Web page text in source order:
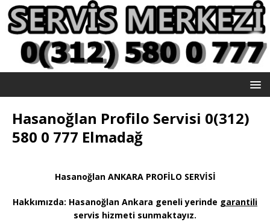
Hasanoğlan Profilo Servisi 0(312)
580 0 777 Elmadağ
Hasanoğlan ANKARA PROFİLO SERVİSİ
Hakkımızda: Hasanoğlan Ankara geneli yerinde garantili
servis hizmeti sunmaktayız.